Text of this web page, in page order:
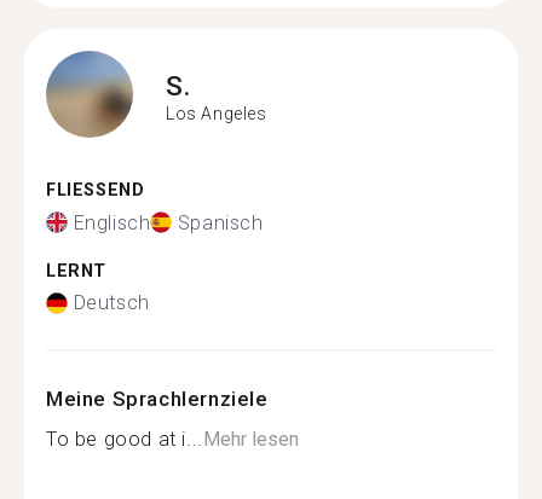
S.
Los Angeles
FLIESSEND
Englisch Spanisch
LERNT
Deutsch
Meine Sprachlernziele
To be good at i...Mehr lesen